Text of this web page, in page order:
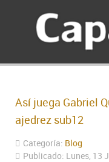
Así juega Gabriel
ajedrez sub12
Categoría: Blog
Publicado: Lunes, 13